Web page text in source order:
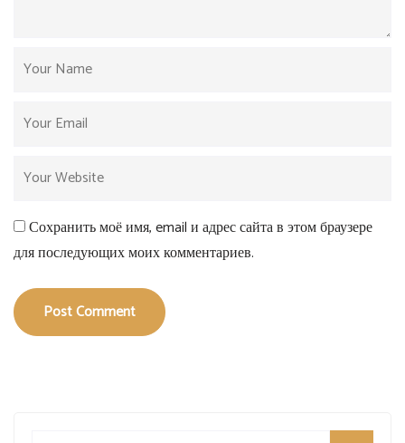
Сохранить моё имя, email и адрес сайта в этом браузере
для последующих моих комментариев.
Post Comment